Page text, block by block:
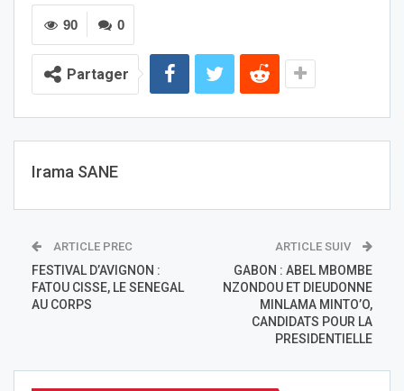
0
90
Partager
Irama SANE
ARTICLE PREC
FESTIVAL D’AVIGNON :
FATOU CISSE, LE SENEGAL
AU CORPS
ARTICLE SUIV
GABON : ABEL MBOMBE
NZONDOU ET DIEUDONNE
MINLAMA MINTO’O,
CANDIDATS POUR LA
PRESIDENTIELLE